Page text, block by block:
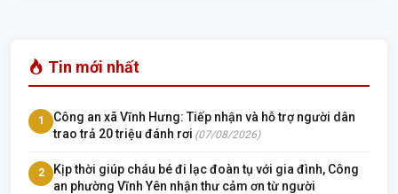
Tin mới nhất
1
Công an xã Vĩnh Hưng: Tiếp nhận và hỗ trợ người dân
trao trả 20 triệu đánh rơi (07/08/2026)
2
Kịp thời giúp cháu bé đi lạc đoàn tụ với gia đình, Công
an phường Vĩnh Yên nhận thư cảm ơn từ người